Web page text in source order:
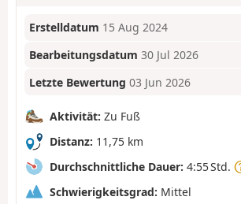
Erstelldatum 15 Aug 2024
Bearbeitungsdatum 30 Jul 2026
Letzte Bewertung 03 Jun 2026
Aktivität: Zu Fuß
Distanz: 11,75 km
Durchschnittliche Dauer: 4:55 Std.
Schwierigkeitsgrad: Mittel